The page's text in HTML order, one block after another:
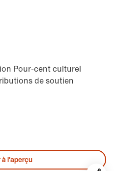
Pour-cent culturel
de soutien
à l'aperçu